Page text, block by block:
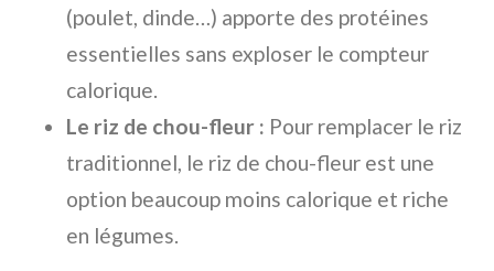
(poulet, dinde…) apporte des protéines
essentielles sans exploser le compteur
calorique.
Le riz de chou-fleur : Pour remplacer le riz
traditionnel, le riz de chou-fleur est une
option beaucoup moins calorique et riche
en légumes.